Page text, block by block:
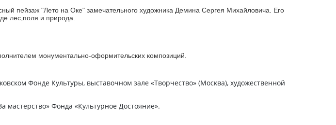
пейзаж "Лето на Оке" замечательного художника Демина Сергея Михайловича. Его
лес,поля и природа.
монументально-оформительских композиций.
Фонде Культуры, выставочном зале «Творчество» (Москва), художественной
Фонда «Культурное Достояние».